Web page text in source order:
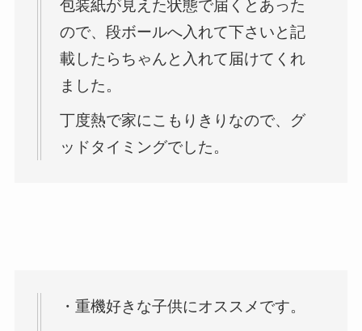
包装紙が見えた状態で届くとあった
ので、段ボールへ入れて下さいと記
載したらちゃんと入れて届けてくれ
ました。
丁度熱で家にこもりきりなので、グ
ッドタイミングでした。
・重機好きな子供にオススメです。